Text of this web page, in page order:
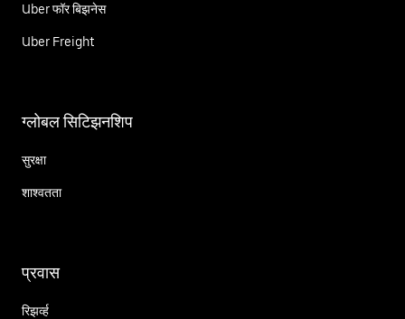
Uber फॉर बिझनेस
Uber Freight
ग्लोबल सिटिझनशिप
सुरक्षा
शाश्वतता
प्रवास
रिझर्व्ह